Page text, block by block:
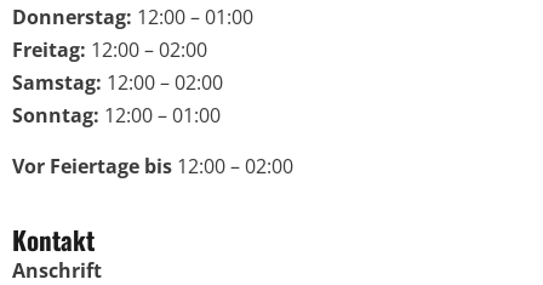
Donnerstag: 12:00 – 01:00
Freitag: 12:00 – 02:00
Samstag: 12:00 – 02:00
Sonntag: 12:00 – 01:00
Vor Feiertage bis 12:00 – 02:00
Kontakt
Anschrift